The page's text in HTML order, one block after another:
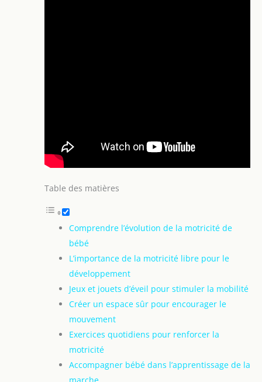
Table des matières
Comprendre l’évolution de la motricité de
bébé
L’importance de la motricité libre pour le
développement
Jeux et jouets d’éveil pour stimuler la mobilité
Créer un espace sûr pour encourager le
mouvement
Exercices quotidiens pour renforcer la
motricité
Accompagner bébé dans l’apprentissage de la